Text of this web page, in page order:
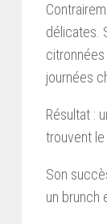
délicates.
journées
Résultat :
trouvent
Son
un brunch